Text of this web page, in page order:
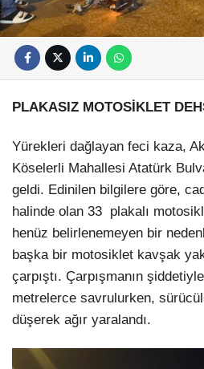
PLAKASIZ MOTOSİKLET
Yürekleri dağlayan feci kaza,
Köselerli Mahallesi Atatürk
geldi. Edinilen bilgilere göre,
halinde olan 33 plakalı
henüz belirlenemeyen bir
başka bir motosiklet kavşak
çarpıştı. Çarpışmanın
metrelerce savrulurken,
düşerek ağır yaralandı.